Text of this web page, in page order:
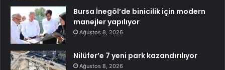
Bursa İnegöl’de binicilik için modern
manejler yapılıyor
Ağustos 8, 2026
Nilüfer’e 7 yeni park kazandırılıyor
Ağustos 8, 2026